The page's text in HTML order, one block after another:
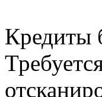
Кредиты